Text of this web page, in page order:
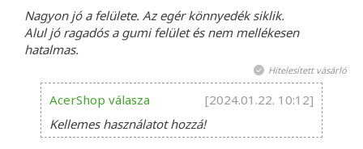
Nagyon jó a felülete. Az egér könnyedék siklik.
Alul jó ragadós a gumi felület és nem mellékesen
hatalmas.
Hitelesített vásárló
AcerShop válasza
[2024.01.22. 10:12]
Kellemes használatot hozzá!